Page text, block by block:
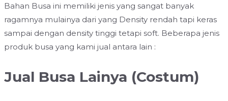
Bahan Busa ini memiliki jenis yang sangat banyak
ragamnya mulainya dari yang Density rendah tapi keras
sampai dengan density tinggi tetapi soft. Beberapa jenis
produk busa yang kami jual antara lain :
Jual Busa Lainya (Costum)